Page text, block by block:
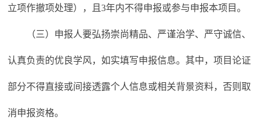
立项作撤项处理），且3年内不得申报或参与申报本项目。
（三）申报人要弘扬崇尚精品、严谨治学、严守诚信、
认真负责的优良学风，如实填写申报信息。其中，项目论证
部分不得直接或间接透露个人信息或相关背景资料，否则取
消申报资格。